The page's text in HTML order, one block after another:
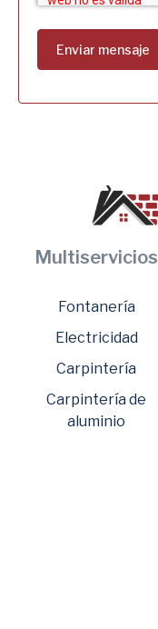
Enviar mensaje
Multiservicios
Fontanería
Electricidad
Carpintería
Carpintería de
aluminio